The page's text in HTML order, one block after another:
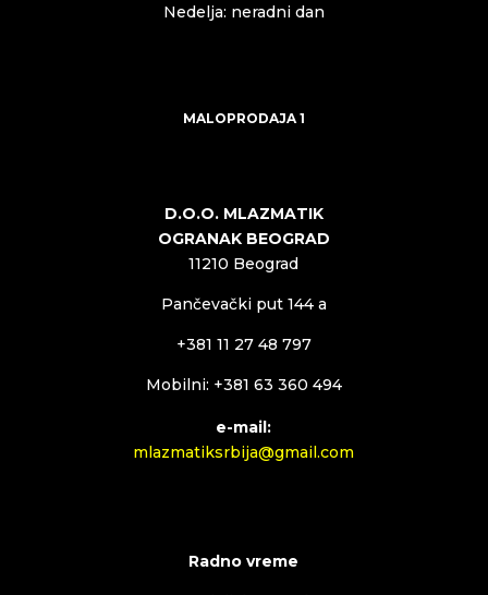
Nedelja: neradni dan
MALOPRODAJA 1
D.O.O. MLAZMATIK
OGRANAK BEOGRAD
11210 Beograd
Pančevački put 144 a
+381 11 27 48 797
Mobilni: +381 63 360 494
e-mail:
mlazmatiksrbija@gmail.com
Radno vreme